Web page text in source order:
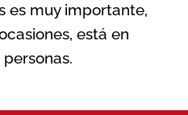
es muy importante,
está en